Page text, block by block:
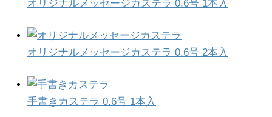
オリジナルメッセージカステラ 0.6号 1本入
オリジナルメッセージカステラ 0.6号 2本入
手書きカステラ 0.6号 1本入